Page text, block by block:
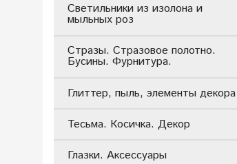
Светильники из изолона и
мыльных роз
Стразы. Стразовое полотно.
Бусины. Фурнитура.
Глиттер, пыль, элементы декора
Тесьма. Косичка. Декор
Глазки. Аксессуары